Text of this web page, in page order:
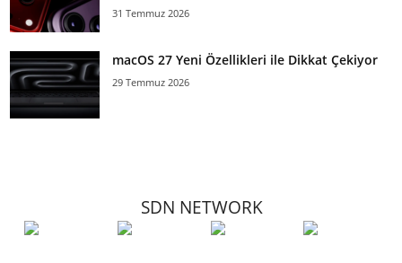
31 Temmuz 2026
macOS 27 Yeni Özellikleri ile Dikkat Çekiyor
29 Temmuz 2026
SDN NETWORK